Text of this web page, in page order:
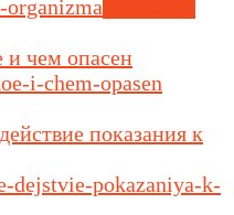
и чем опасен
показания к